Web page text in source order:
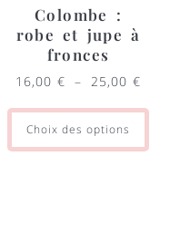
Colombe :
robe et jupe à
fronces
16,00 € – 25,00 €
Choix des options